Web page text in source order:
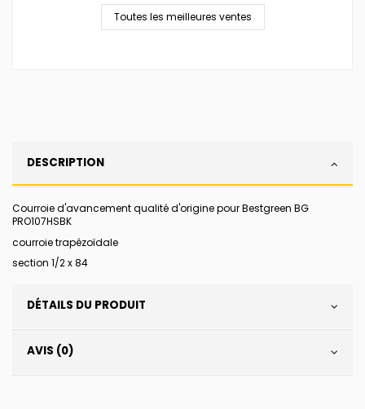
Toutes les meilleures ventes
DESCRIPTION
Courroie d'avancement qualité d'origine pour Bestgreen BG
PRO107HSBK
courroie trapézoïdale
section 1/2 x 84
DÉTAILS DU PRODUIT
AVIS (0)